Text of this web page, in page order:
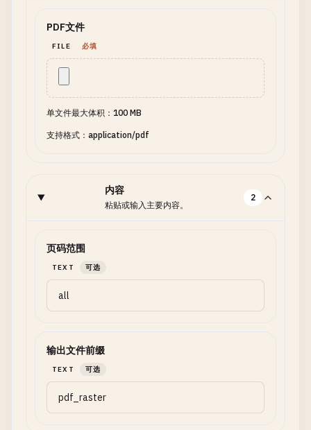
PDF文件
FILE 必填
单文件最大体积：100 MB
支持格式：application/pdf
内容
粘贴或输入主要内容。
2
页码范围
TEXT 可选
输出文件前缀
TEXT 可选